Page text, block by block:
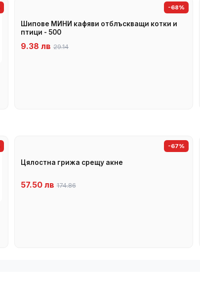
-68%
Шипове МИНИ кафяви отблъскващи котки и
птици - 500
9.38 лв 29.14
-67%
Цялостна грижа срещу акне
57.50 лв 174.86